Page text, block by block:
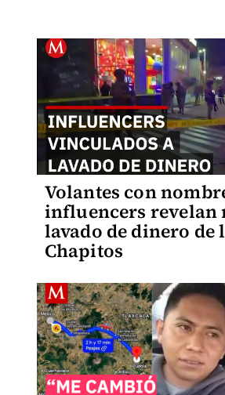
Volantes con
influencers revelan
lavado de dinero de
Chapitos